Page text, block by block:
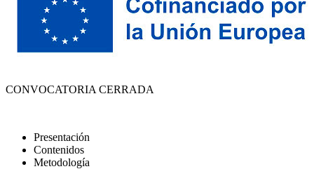
CONVOCATORIA CERRADA
Presentación
Contenidos
Metodología